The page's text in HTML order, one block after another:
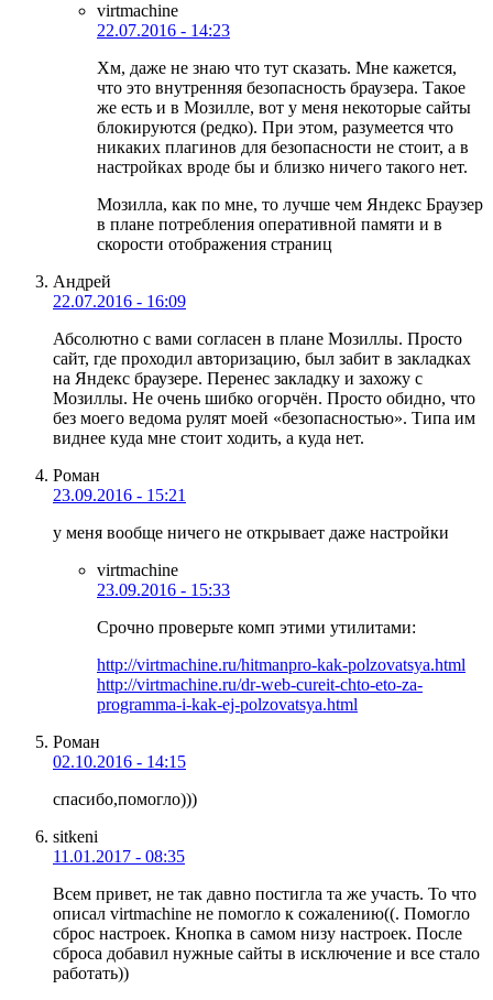
virtmachine
22.07.2016 - 14:23
Хм, даже не знаю что тут сказать. Мне кажется,
что это внутренняя безопасность браузера. Такое
же есть и в Мозилле, вот у меня некоторые сайты
блокируются (редко). При этом, разумеется что
никаких плагинов для безопасности не стоит, а в
настройках вроде бы и близко ничего такого нет.
Мозилла, как по мне, то лучше чем Яндекс Браузер
в плане потребления оперативной памяти и в
скорости отображения страниц
Андрей
22.07.2016 - 16:09
Абсолютно с вами согласен в плане Мозиллы. Просто
сайт, где проходил авторизацию, был забит в закладках
на Яндекс браузере. Перенес закладку и захожу с
Мозиллы. Не очень шибко огорчён. Просто обидно, что
без моего ведома рулят моей «безопасностью». Типа им
виднее куда мне стоит ходить, а куда нет.
Роман
23.09.2016 - 15:21
у меня вообще ничего не открывает даже настройки
virtmachine
23.09.2016 - 15:33
Срочно проверьте комп этими утилитами:
http://virtmachine.ru/hitmanpro-kak-polzovatsya.html
http://virtmachine.ru/dr-web-cureit-chto-eto-za-
programma-i-kak-ej-polzovatsya.html
Роман
02.10.2016 - 14:15
спасибо,помогло)))
sitkeni
11.01.2017 - 08:35
Всем привет, не так давно постигла та же участь. То что
описал virtmachine не помогло к сожалению((. Помогло
сброс настроек. Кнопка в самом низу настроек. После
сброса добавил нужные сайты в исключение и все стало
работать))